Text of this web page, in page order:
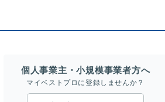
個人事業主・小規模事業者方へ
マイベストプロに登録しませんか？